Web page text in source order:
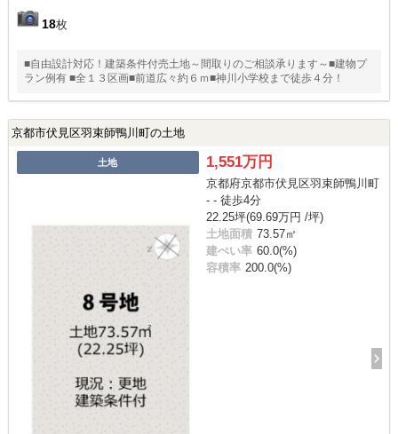
18枚
■自由設計対応！建築条件付売土地～間取りのご相談承ります～■建物プ
ラン例有 ■全１３区画■前道広々約６ｍ■神川小学校まで徒歩４分！
京都市伏見区羽束師鴨川町の土地
土地 1,551万円
京都府京都市伏見区羽束師鴨川町
- - 徒歩4分
22.25坪(69.69万円 /坪)
土地面積 73.57㎡
建ぺい率 60.0(%)
容積率 200.0(%)